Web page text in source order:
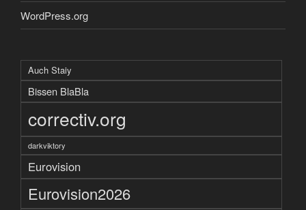
WordPress.org
Auch Staiy
Bissen BlaBla
correctiv.org
darkviktory
Eurovision
Eurovision2026